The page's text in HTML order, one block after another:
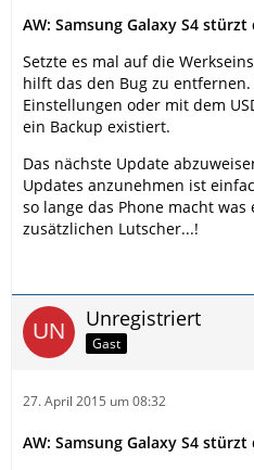
AW: Samsung Galaxy S4
Setzte es mal auf die
hilft das den Bug zu
Einstellungen oder mit dem
ein Backup existiert.
Das nächste Update
Updates anzunehmen ist
so lange das Phone macht
zusätzlichen Lutscher...!
Unregistriert
Gast
27. April 2015 um 08:32
AW: Samsung Galaxy S4